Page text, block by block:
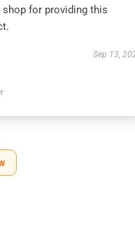
for providing this
Sep 13,